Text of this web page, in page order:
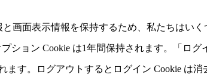
画面表示情報を保持するため、私たちはいく
ション Cookie は1年間保持されます。「ロ
す。ログアウトするとログイン Cookie は消